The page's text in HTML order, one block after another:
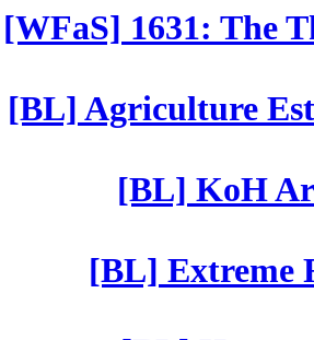
[WFaS] 1631: The
[BL] Agriculture
[BL] KoH
[BL] Extreme